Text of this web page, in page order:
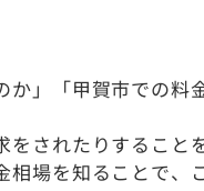
」「甲賀市での料
されたりすること
場を知ることで、